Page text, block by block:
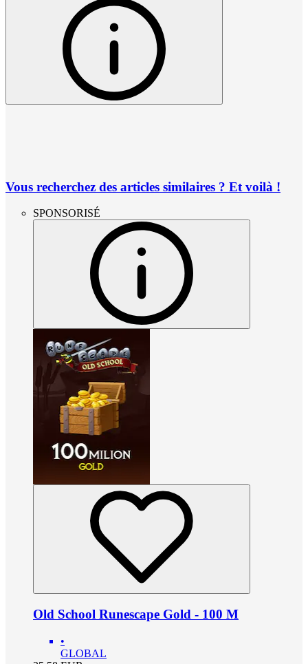
Vous recherchez des articles similaires ? Et voilà !
SPONSORISÉ
Old School Runescape Gold - 100 M
•
GLOBAL